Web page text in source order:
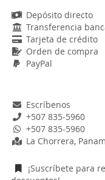
Depósito directo
Transferencia
Tarjeta de crédito
Orden de compra
PayPal
Escríbenos
+507 835-5960
+507 835-5960
La Chorrera,
¡Suscríbete para